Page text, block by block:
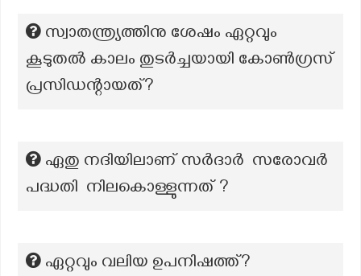
സ്വാതന്ത്ര്യത്തിനു ശേഷം ഏറ്റവും
കൂടുതൽ കാലം തുടർച്ചയായി കോൺഗ്രസ്
പ്രസിഡന്റായത്?
ഏതു നദിയിലാണ് സർദാർ സരോവർ
പദ്ധതി നിലകൊള്ളുന്നത് ?
ഏറ്റവും വലിയ ഉപനിഷത്ത്?